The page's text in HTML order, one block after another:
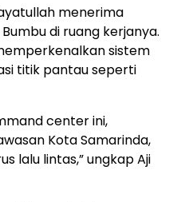
menerima
di ruang kerjanya.
sistem
titik pantau seperti
center ini,
Kota Samarinda,
lalu lintas,” ungkap Aji